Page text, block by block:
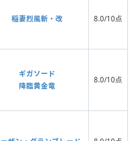
稲妻烈風斬・改 8.0/10点
ギガソード
降臨黄金竜
8.0/10点